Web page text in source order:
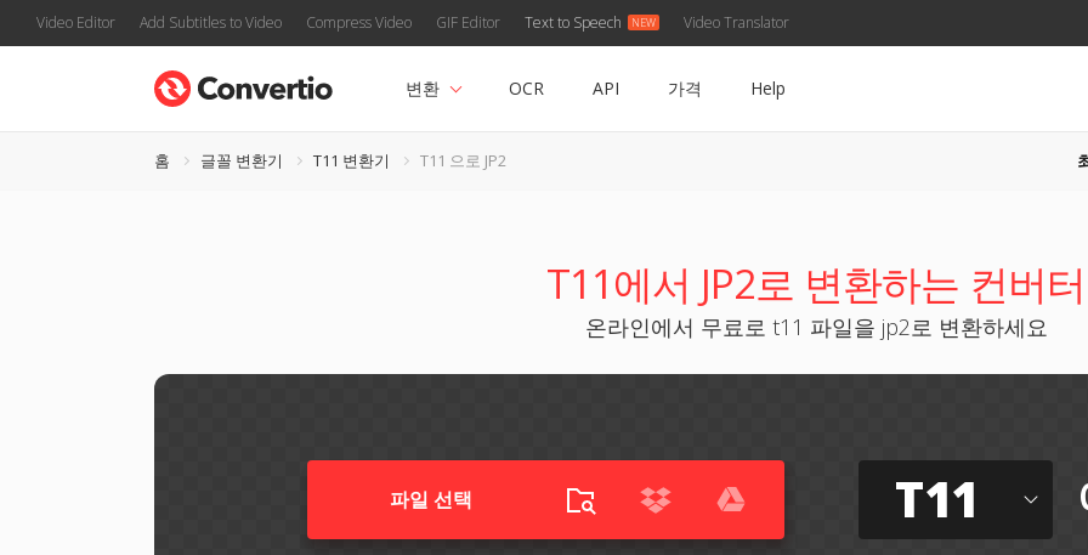
Video Editor Add Subtitles to Video Compress Video GIF Editor Text to Speech Video Translator
변환 OCR API 가격 Help
홈 글꼴 변환기 T11 변환기 T11 으로 JP2
T11에서 JP2로 변환하는 컨버터
온라인에서 무료로 t11 파일을 jp2로 변환하세요
파일 선택 T11